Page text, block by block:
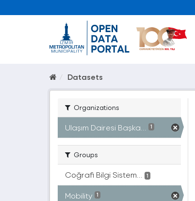
Datasets
Organizations
Ulaşım Dairesi Başka... 1
Groups
Coğrafi Bilgi Sistem... 1
Mobility 1